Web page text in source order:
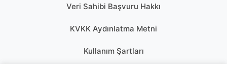
Veri Sahibi Başvuru Hakkı
KVKK Aydınlatma Metni
Kullanım Şartları